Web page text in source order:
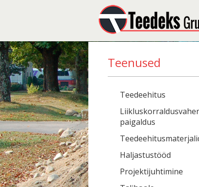
Teenused
Teedeehitus
paigaldus
Haljastustööd
Projektijuhtimine